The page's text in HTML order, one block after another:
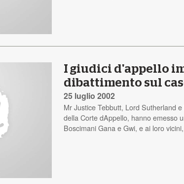
I giudici d'appello
dibattimento sul
25 luglio 2002
Mr Justice Tebbutt, Lord Sutherland
della Corte dAppello, hanno emesso
Boscimani Gana e Gwi, e ai loro